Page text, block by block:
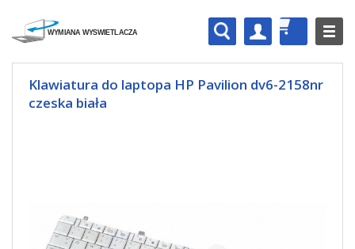
Klawiatura do laptopa HP Pavilion dv6-2158nr
czeska biała